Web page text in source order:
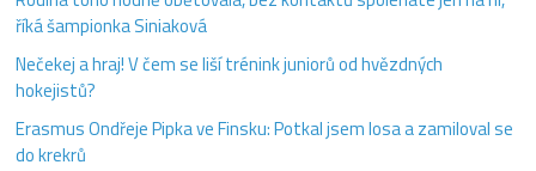
říká šampionka Siniaková
Nečekej a hraj! V čem se liší trénink juniorů od hvězdných
hokejistů?
Erasmus Ondřeje Pipka ve Finsku: Potkal jsem losa a zamiloval se
do krekrů